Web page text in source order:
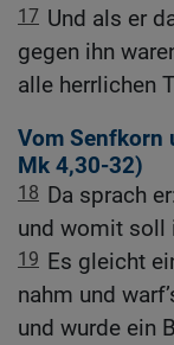
17 Und als er
gegen ihn
alle herrlichen
Vom Senfkorn
Mk 4,30-32)
18 Da sprach
und womit soll
19 Es gleicht
nahm und
und wurde ein